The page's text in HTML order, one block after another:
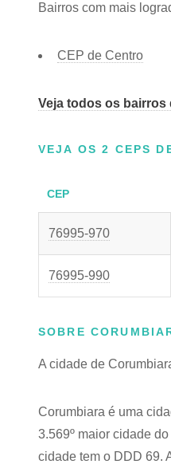
Bairros com mais
CEP de Centro
Veja todos os bairros
VEJA OS 2 CEPS
CEP
76995-970
76995-990
SOBRE
A cidade de
Corumbiara é uma
3.569º maior cidade
cidade tem o DDD 69.